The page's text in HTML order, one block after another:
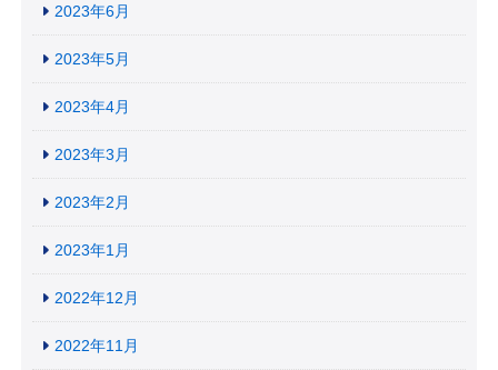
2023年6月
2023年5月
2023年4月
2023年3月
2023年2月
2023年1月
2022年12月
2022年11月